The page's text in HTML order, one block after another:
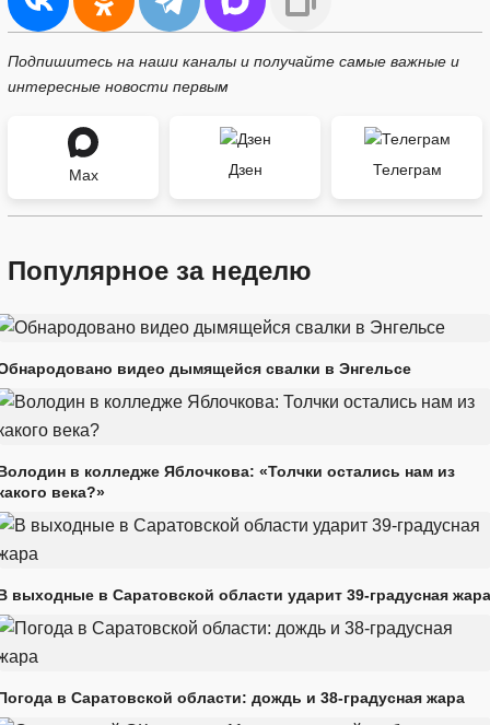
Подпишитесь на наши каналы и получайте самые важные и
интересные новости первым
Max Дзен Телеграм
Популярное за неделю
видео дымящейся свалки в Энгельсе
в колледже Яблочкова: «Толчки остались нам из
века?»
выходные в Саратовской области ударит 39-градусная жара
в Саратовской области: дождь и 38-градусная жара